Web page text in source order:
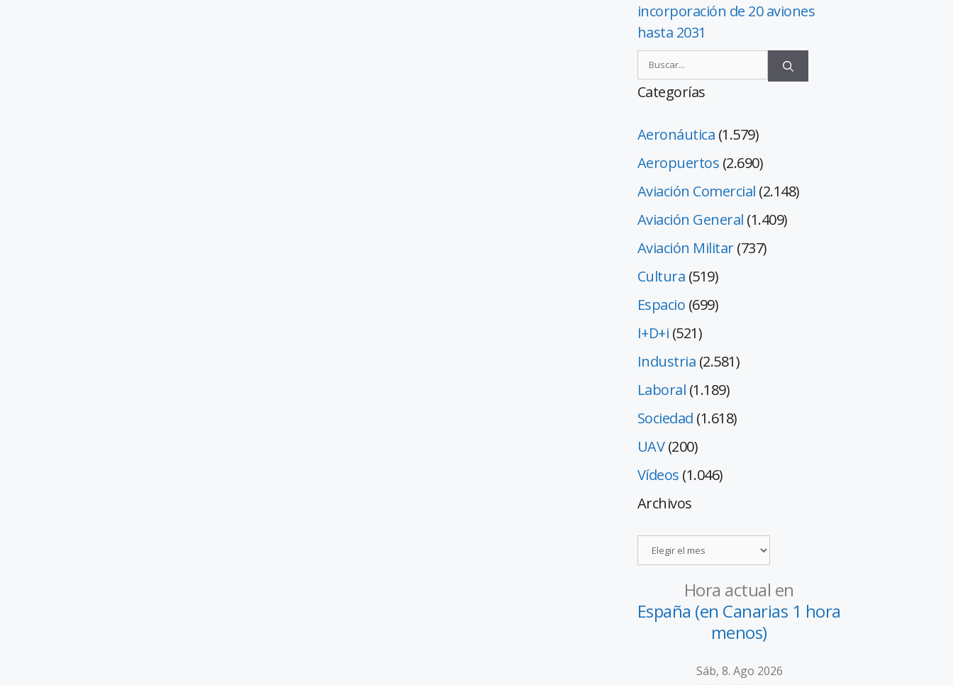
incorporación de 20 aviones
hasta 2031
Categorías
Aeronáutica (1.579)
Aeropuertos (2.690)
Aviación Comercial (2.148)
Aviación General (1.409)
Aviación Militar(737)
Cultura (519)
Espacio (699)
I+D+i (521)
Industria (2.581)
Laboral (1.189)
Sociedad (1.618)
UAV(200)
Vídeos (1.046)
Archivos
Hora actual en
España (en Canarias 1 hora
menos)